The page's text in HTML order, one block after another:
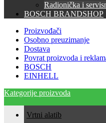
Radionička i
BOSCH BRANDSHOP
Proizvođači
Osobno preuzimanje
Dostava
Povrat proizvoda i
BOSCH
EINHELL
Kategorije proizvoda
Vrtni alati